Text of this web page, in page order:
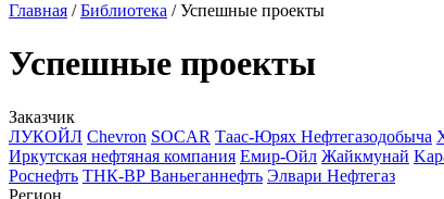
Главная /Библиотека /Успешные проекты
Успешные проекты
Заказчик
ЛУКОЙЛ Chevron SOCAR Таас-Юрях Нефтегазодобыча
Иркутская нефтяная компания Емир-Ойл Жайкмунай
Роснефть ТНК-ВР Ваньеганнефть Элвари Нефтегаз
Регион